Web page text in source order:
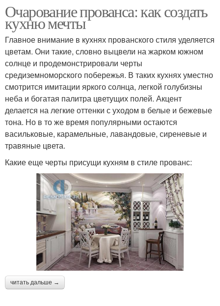
Очарование прованса: как создать
кухню мечты
Главное внимание в кухнях прованского стиля уделяется
цветам. Они такие, словно выцвели на жарком южном
солнце и продемонстрировали черты
средиземноморского побережья. В таких кухнях уместно
смотрится имитации яркого солнца, легкой голубизны
неба и богатая палитра цветущих полей. Акцент
делается на легкие оттенки с уходом в белые и бежевые
тона. Но в то же время популярными остаются
васильковые, карамельные, лавандовые, сиреневые и
травяные цвета.
Какие еще черты присущи кухням в стиле прованс:
читать дальше →